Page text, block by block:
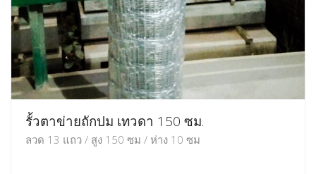
รั้วตาข่ายถักปม เทวดา 150 ซม.
ลวด 13 แถว / สูง 150 ซม / ห่าง 10 ซม